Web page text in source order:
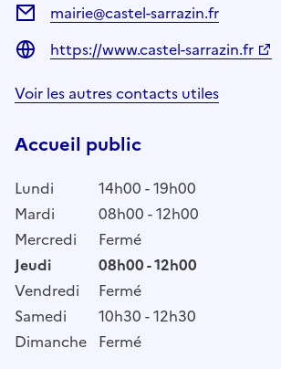
mairie@castel-sarrazin.fr
https://www.castel-sarrazin.fr
Voir les autres contacts utiles
Accueil public
Lundi
14h00 - 19h00
Mardi
08h00 - 12h00
Mercredi
Fermé
Jeudi
08h00 - 12h00
Vendredi
Fermé
Samedi
10h30 - 12h30
Dimanche Fermé